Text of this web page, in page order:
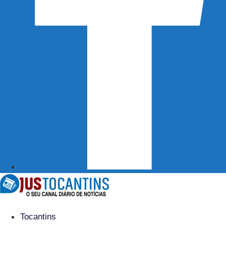
Tocantins